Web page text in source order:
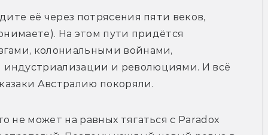
её через потрясения пяти веков,
На этом пути придётся
колониальными войнами,
и революциями. И всё
Австралию покоряли.
не может на равных тягаться с Paradox